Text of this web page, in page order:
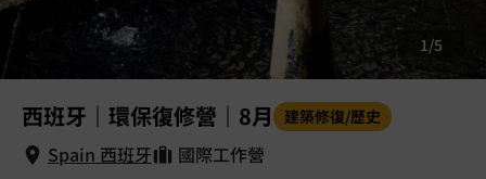
西班牙｜環保復修營｜8月 建築修復/歷史
Spain 西班牙 國際工作營
1/5